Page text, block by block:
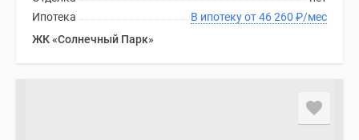
В ипотеку от 46 260 ₽/мес
Ипотека
ЖК «Солнечный Парк»